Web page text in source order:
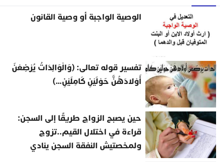
الوصية الواجبة أو وصية القانون
تفسير قوله تعالى: (وَالْوَالِدَاتُ يُرْضِعْنَ
أَوْلادَهُنَّ حَوْلَيْنِ كَامِلَيْنِ…)
حين يصبح الزواج طريقًا إلى السجن:
قراءة في اختلال القيم..تزوج
ولمخصتيش النفقة السجن ينادي